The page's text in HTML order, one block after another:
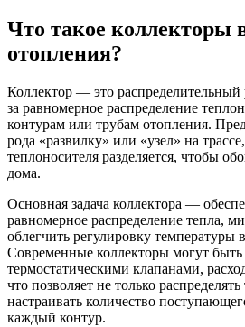
Что такое коллекторы
отопления?
Коллектор — это распределительный
за равномерное распределение
контурам или трубам отопления.
рода «развилку» или «узел» на
теплоносителя разделяется, чтобы
дома.
Основная задача коллектора —
равномерное распределение тепла,
облегчить регулировку
Современные коллекторы могут
термостатическими клапанами,
что позволяет не только
настраивать количество
каждый контур.